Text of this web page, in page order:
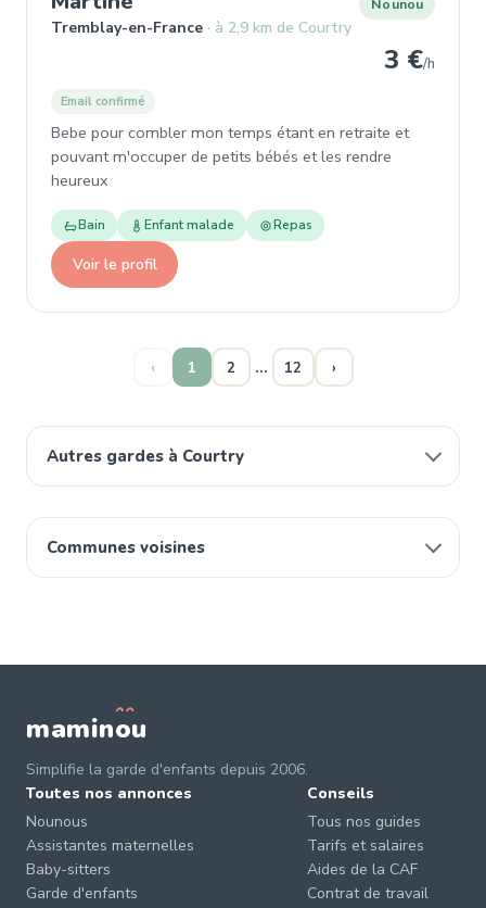
Autres gardes à Courtry
Communes voisines
Tremblay-en-France à 2,9 km de Courtry
Nounou
3 €/h
Email confirmé
Bebe pour combler mon temps étant en retraite et
pouvant m'occuper de petits bébés et les rendre
heureux
Bain Enfant malade Repas
Voir le profil
‹ 1 2 … 12 ›
maminou
Simplifie la garde d'enfants depuis 2006.
Toutes nos annonces
Nounous
Assistantes maternelles
Baby-sitters
Garde d'enfants
Conseils
Tous nos guides
Tarifs et salaires
Aides de la CAF
Contrat de travail